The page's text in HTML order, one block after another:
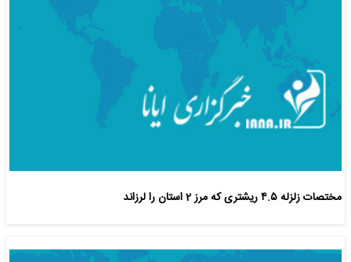
مختصات زلزله ۴.۵ ریشتری که مرز 2 استان را لرزاند